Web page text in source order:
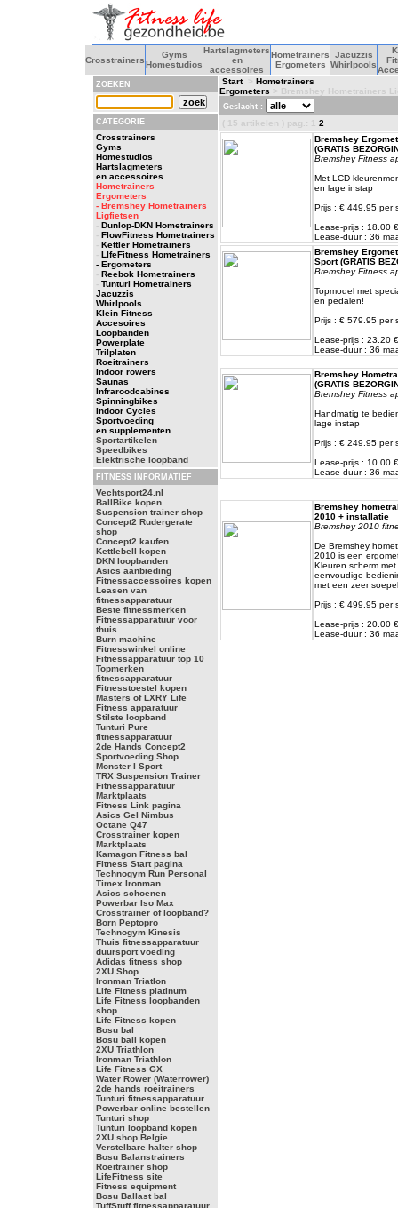
Crosstrainers
Gyms
Homestudios
Hartslagmeters
en
accessoires
Hometrainers
Ergometers
Jacuzzis
Whirlpools
ZOEKEN
CATEGORIE
Crosstrainers
Gyms
Homestudios
Hartslagmeters
en accessoires
Hometrainers
Ergometers
- Bremshey Hometrainers
Ligfietsen
- Dunlop-DKN Hometrainers
- FlowFitness Hometrainers
- Kettler Hometrainers
- LIfeFitness Hometrainers
- Ergometers
- Reebok Hometrainers
- Tunturi Hometrainers
Jacuzzis
Whirlpools
Klein Fitness
Accesoires
Loopbanden
Powerplate
Trilplaten
Roeitrainers
Indoor rowers
Saunas
Infraroodcabines
Spinningbikes
Indoor Cycles
Sportvoeding
en supplementen
Sportartikelen
Speedbikes
Elektrische loopband
FITNESS INFORMATIEF
Vechtsport24.nl
BallBike kopen
Suspension trainer shop
Concept2 Rudergerate
shop
Concept2 kaufen
Kettlebell kopen
DKN loopbanden
Asics aanbieding
Fitnessaccessoires kopen
Leasen van
fitnessapparatuur
Beste fitnessmerken
Fitnessapparatuur voor
thuis
Burn machine
Fitnesswinkel online
Fitnessapparatuur top 10
Topmerken
fitnessapparatuur
Fitnesstoestel kopen
Masters of LXRY Life
Fitness apparatuur
Stilste loopband
Tunturi Pure
fitnessapparatuur
2de Hands Concept2
Sportvoeding Shop
Monster I Sport
TRX Suspension Trainer
Fitnessapparatuur
Marktplaats
Fitness Link pagina
Asics Gel Nimbus
Octane Q47
Crosstrainer kopen
Marktplaats
Kamagon Fitness bal
Fitness Start pagina
Technogym Run Personal
Timex Ironman
Asics schoenen
Powerbar Iso Max
Crosstrainer of loopband?
Born Peptopro
Technogym Kinesis
Thuis fitnessapparatuur
duursport voeding
Adidas fitness shop
2XU Shop
Ironman Triatlon
Life Fitness platinum
Life Fitness loopbanden
shop
Life Fitness kopen
Bosu bal
Bosu ball kopen
2XU Triathlon
Ironman Triathlon
Life Fitness GX
Water Rower (Waterrower)
2de hands roeitrainers
Tunturi fitnessapparatuur
Powerbar online bestellen
Tunturi shop
Tunturi loopband kopen
2XU shop Belgie
Verstelbare halter shop
Bosu Balanstrainers
Roeitrainer shop
LifeFitness site
Fitness equipment
Bosu Ballast bal
TuffStuff fitnessapparatuur
Start> Hometrainers
Ergometers > Bremshey Hometrainers
Geslacht :
( 15 artikelen ) pag.: 1 2
Bremshey
(GRATIS
Bremshey Fitness
Met LCD
en lage instap
Prijs : € 449.95 per
Lease-prijs : 18.00
Lease-duur : 36
Bremshey
Sport (GRATIS
Bremshey Fitness
Topmodel met
en pedalen!
Prijs : € 579.95 per
Lease-prijs : 23.20
Lease-duur : 36
Bremshey
(GRATIS
Bremshey Fitness
Handmatig te
lage instap
Prijs : € 249.95 per
Lease-prijs : 10.00
Lease-duur : 36
Bremshey
2010 + installatie
Bremshey 2010
De Bremshey
2010 is een
Kleuren scherm
eenvoudige
met een zeer
Prijs : € 499.95 per
Lease-prijs : 20.00
Lease-duur : 36